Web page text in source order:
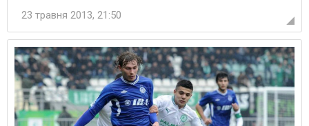
23 травня 2013, 21:50